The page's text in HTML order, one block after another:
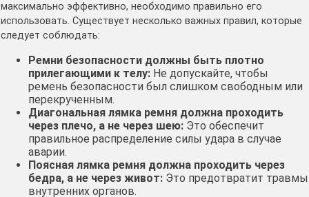
максимально эффективно, необходимо правильно его
использовать. Существует несколько важных правил, которые
следует соблюдать:
Ремни безопасности должны быть плотно
прилегающими к телу: Не допускайте, чтобы
ремень безопасности был слишком свободным или
перекрученным.
Диагональная лямка ремня должна проходить
через плечо, а не через шею: Это обеспечит
правильное распределение силы удара в случае
аварии.
Поясная лямка ремня должна проходить через
бедра, а не через живот: Это предотвратит травмы
внутренних органов.